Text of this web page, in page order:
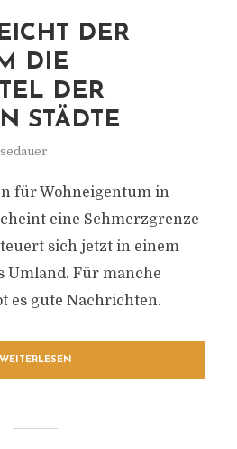
DER
DIE
DER
STÄDTE
für Wohneigentum in
eine Schmerzgrenze
sich jetzt in einem
Umland. Für manche
es gute Nachrichten.
WEITERLESEN